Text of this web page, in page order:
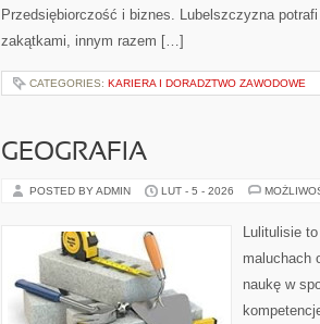
Przedsiębiorczość i biznes. Lubelszczyzna
zakątkami, innym razem […]
CATEGORIES: KARIERA I DORADZTWO ZAWODOWE
GEOGRAFIA
POSTED BY ADMIN LUT - 5 - 2026
Lulitulisie
maluchach
naukę w